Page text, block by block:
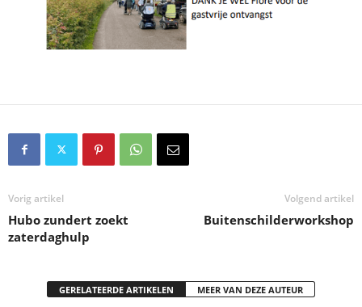
Vorig artikel
Hubo zundert zoekt
zaterdaghulp
Volgend artikel
Buitenschilderworkshop
GERELATEERDE ARTIKELEN MEER VAN DEZE AUTEUR